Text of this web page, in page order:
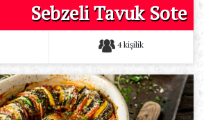
Sebzeli Tavuk Sote
4 kişilik